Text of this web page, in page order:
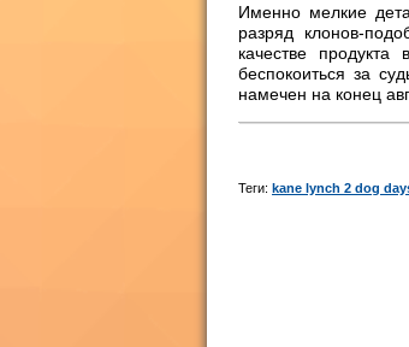
Именно мелкие
разряд клонов-
качестве
беспокоиться за
намечен на конец
Теги: kane lynch 2 dog